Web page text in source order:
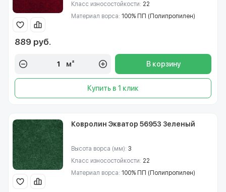
Класс износостойкости: 22
Материал ворса: 100% ПП (Полипропилен)
889 руб.
м² В корзину
Купить в 1 клик
Ковролин Экватор 56953 Зеленый
Высота ворса (мм): 3
Класс износостойкости: 22
Материал ворса: 100% ПП (Полипропилен)